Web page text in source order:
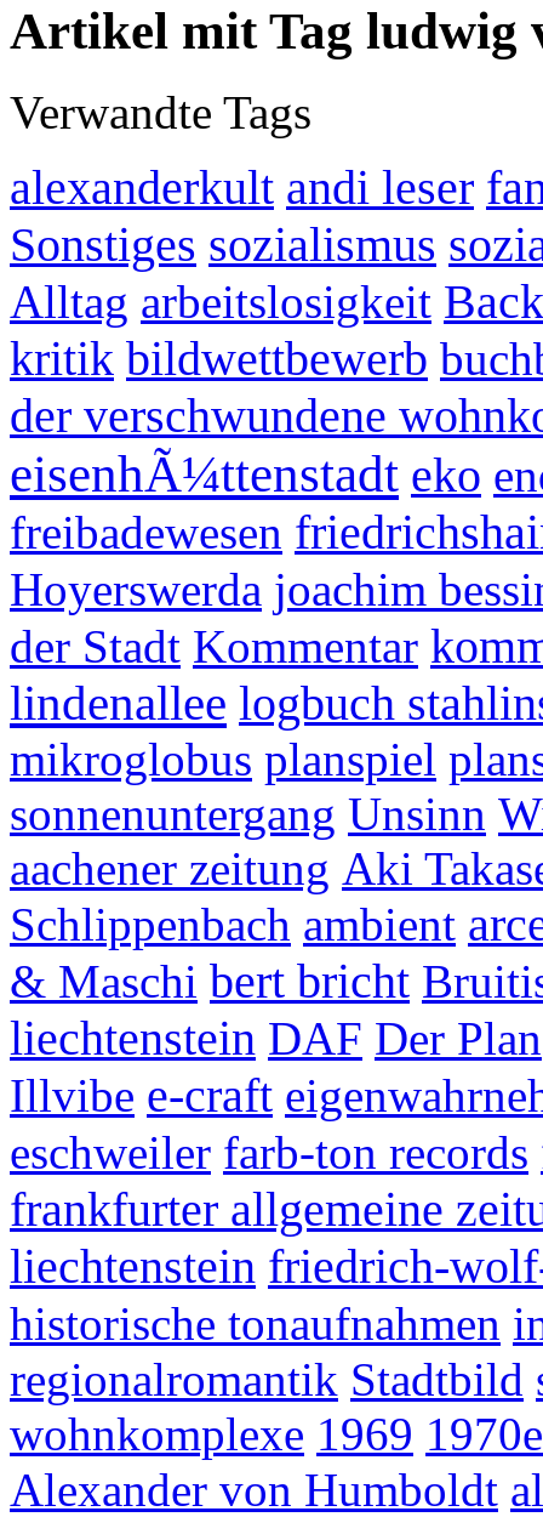
Artikel mit Tag ludwig
Verwandte Tags
alexanderkult andi leser
Sonstiges sozialismus
Alltag arbeitslosigkeit
kritik bildwettbewerb
der verschwundene
eisenhÃ¼ttenstadt eko
freibadewesen
Hoyerswerda joachim
der Stadt Kommentar
lindenallee logbuch
mikroglobus planspiel
sonnenuntergang Unsinn
aachener zeitung Aki
Schlippenbach ambient
& Maschi bert bricht
liechtenstein DAF Der Plan
Illvibe e-craft
eschweiler farb-ton records
frankfurter allgemeine
liechtenstein friedrich-
historische tonaufnahmen
regionalromantik Stadtbild
wohnkomplexe 1969
Alexander von Humboldt